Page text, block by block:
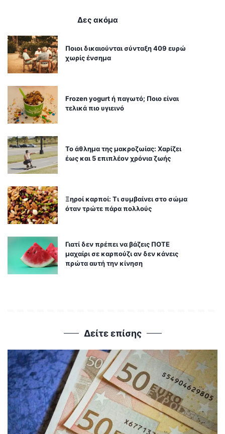
Δες ακόμα
Ποιοι δικαιούνται σύνταξη 409 ευρώ
χωρίς ένσημα
Frozen yogurt ή παγωτό; Ποιο είναι
τελικά πιο υγιεινό
Το άθλημα της μακροζωίας: Χαρίζει
έως και 5 επιπλέον χρόνια ζωής
Ξηροί καρποί: Τι συμβαίνει στο σώμα
όταν τρώτε πάρα πολλούς
Γιατί δεν πρέπει να βάζεις ΠΟΤΕ
μαχαίρι σε καρπούζι αν δεν κάνεις
πρώτα αυτή την κίνηση
Δείτε επίσης